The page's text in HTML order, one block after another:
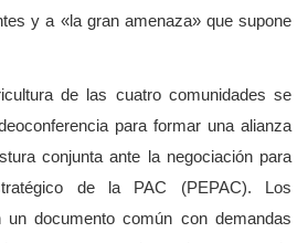
y a «la gran amenaza» que supone
de las cuatro comunidades se
para formar una alianza
conjunta ante la negociación para
de la PAC (PEPAC). Los
un documento común con demandas